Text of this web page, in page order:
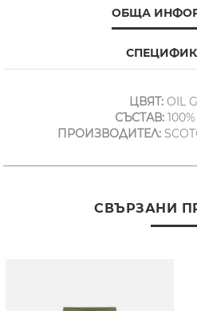
ОБЩА
ЦВЯТ:OIL
СЪСТАВ:
ПРОИЗВОДИТЕЛ:
СВЪРЗАНИ